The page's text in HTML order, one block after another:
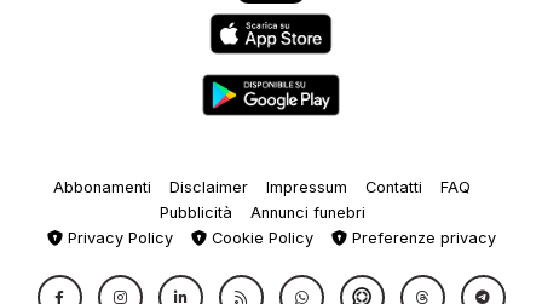
Abbonamenti Disclaimer Impressum Contatti
FAQ
Pubblicità
Annunci funebri
Privacy Policy
Cookie Policy Preferenze privacy